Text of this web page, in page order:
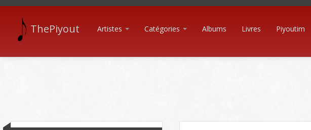
ThePiyout Artistes Catégories Albums Livres Piyoutim